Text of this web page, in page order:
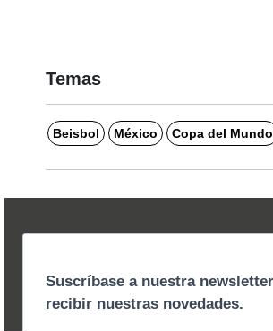
Temas
Beisbol México Copa del Mundo